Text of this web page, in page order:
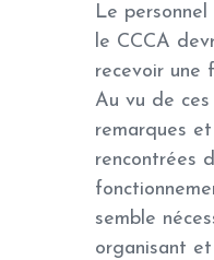
Le
le CCCA
recevoir une
Au vu de
remarques
rencontrées
semble
organisant